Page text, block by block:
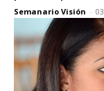
Semanario Visión -